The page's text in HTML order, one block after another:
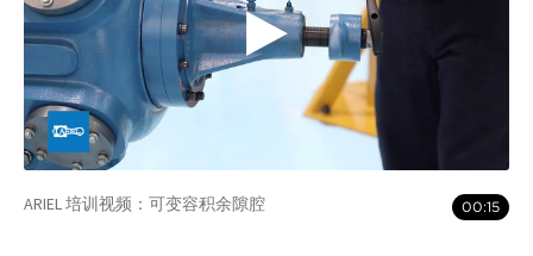
ARIEL 培训视频：可变容积余隙腔 00:15